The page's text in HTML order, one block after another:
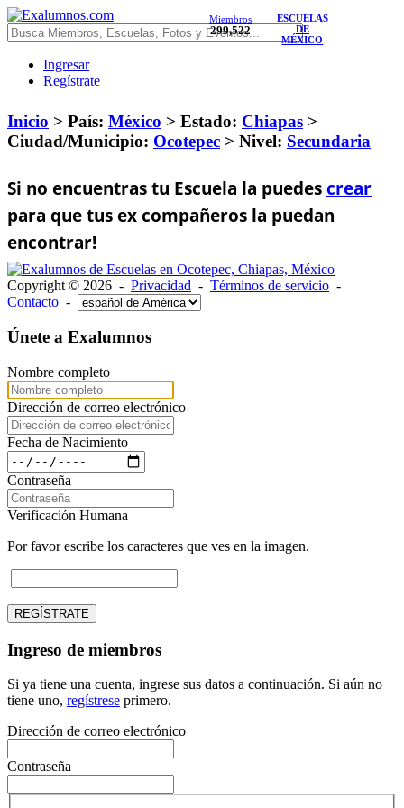
Miembros
299,522
ESCUELAS
DE
MÉXICO
Ingresar
Regístrate
Inicio > País: México > Estado: Chiapas >
Ciudad/Municipio: Ocotepec > Nivel: Secundaria
Si no encuentras tu Escuela la puedescrear
para que tus ex compañeros la puedan
encontrar!
Copyright © 2026 - Privacidad - Términos de servicio -
Contacto -
Únete a Exalumnos
Nombre completo
Dirección de correo electrónico
Fecha de Nacimiento
Contraseña
Verificación Humana
Por favor escribe los caracteres que ves en la imagen.
REGÍSTRATE
Ingreso de miembros
Si ya tiene una cuenta, ingrese sus datos a continuación. Si aún no
tiene uno, regístrese primero.
Dirección de correo electrónico
Contraseña